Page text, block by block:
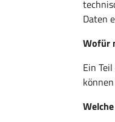
Daten
Wofür
Ein